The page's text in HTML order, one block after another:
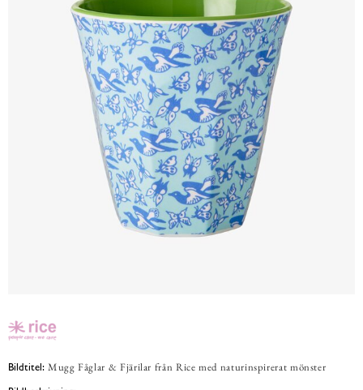
Bildtitel: Mugg Fåglar & Fjärilar från Rice med naturinspirerat mönster